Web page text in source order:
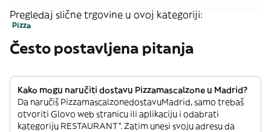
Pregledaj slične trgovine u ovoj kategoriji:
Pizza
Često postavljena pitanja
Kako mogu naručiti dostavu Pizzamascalzone u Madrid?
Da naručiš PizzamascalzonedostavuMadrid, samo trebaš
otvoriti Glovo web stranicu ili aplikaciju i odabrati
kategoriju RESTAURANT”. Zatim unesi svoju adresu da